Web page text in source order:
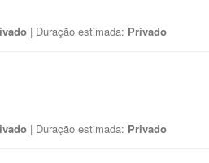
| Duração estimada: Privado
| Duração estimada: Privado